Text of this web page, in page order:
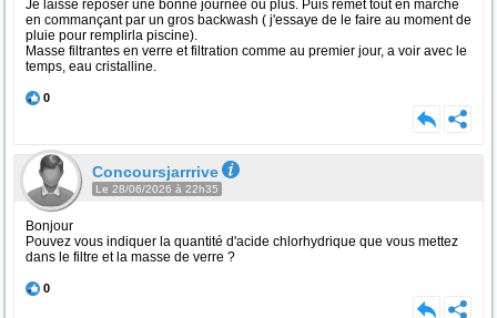
Je laisse reposer une bonne journée ou plus. Puis remet tout en marche
en commançant par un gros backwash ( j'essaye de le faire au moment de
pluie pour remplirla piscine).
Masse filtrantes en verre et filtration comme au premier jour, a voir avec le
temps, eau cristalline.
0
Concoursjarrrive
Le 28/06/2026 à 22h35
Bonjour
Pouvez vous indiquer la quantité d'acide chlorhydrique que vous mettez
dans le filtre et la masse de verre ?
0